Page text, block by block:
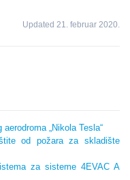
Updated 21. februar 2020.
„Nikola Tesla“
od požara za skladište
za sisteme 4EVAC A